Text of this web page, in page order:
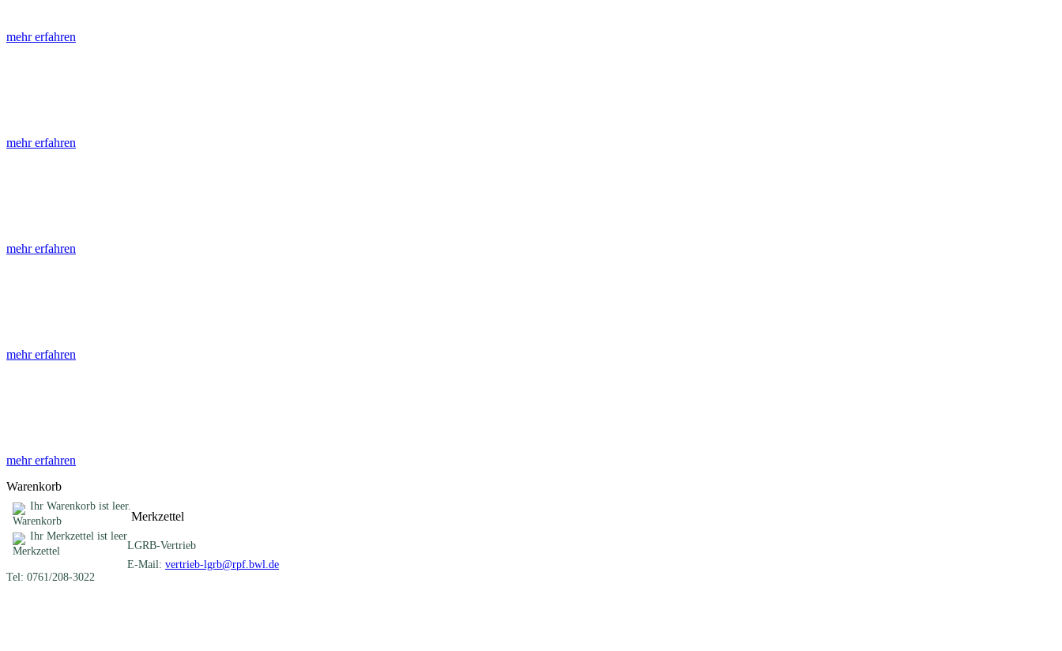
mehr erfahren
mehr erfahren
mehr erfahren
mehr erfahren
mehr erfahren
Warenkorb
Ihr Warenkorb ist leer.
Merkzettel
Ihr Merkzettel ist leer
LGRB-Vertrieb
E-Mail: vertrieb-lgrb@rpf.bwl.de
Tel: 0761/208-3022